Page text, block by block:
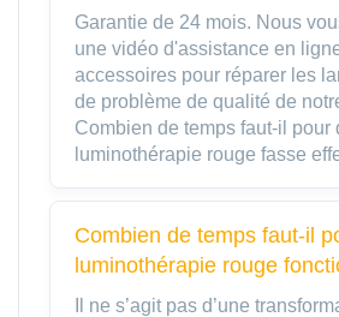
Garantie de 24 mois. Nous
une vidéo d'assistance en
accessoires pour réparer les
de problème de qualité de
Combien de temps faut-il pour
luminothérapie rouge fasse
Combien de temps faut-il
luminothérapie rouge
Il ne s’agit pas d’une